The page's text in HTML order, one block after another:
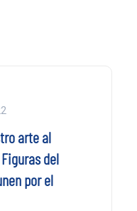
arte al
del
por el